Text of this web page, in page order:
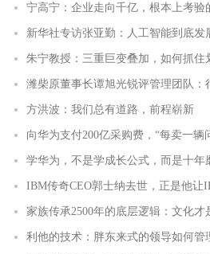
宁高宁：企业走向千亿，根本上考验
新华社专访张亚勤：人工智能到底发
朱宁教授：三重巨变叠加，如何抓住
潍柴原董事长谭旭光锐评管理团队：
方洪波：我们总有道路，前程崭新
向华为支付200亿采购费，“每卖一辆
学华为，不是学成长公式，而是十年
IBM传奇CEO郭士纳去世，正是他让
家族传承2500年的底层逻辑：文化
利他的技术：胖东来式的领导如何管